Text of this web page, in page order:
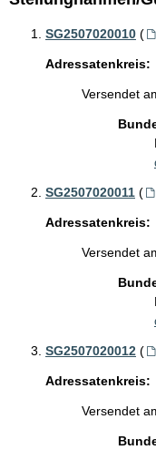
SG2507020010 (
Adressatenkreis:
Versendet
SG2507020011 (
Adressatenkreis:
Versendet
SG2507020012 (
Adressatenkreis:
Versendet